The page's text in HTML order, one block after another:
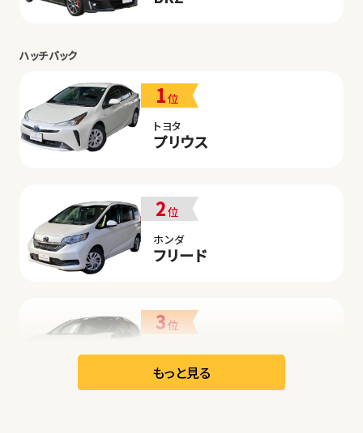
ハッチバック
1位
トヨタ
プリウス
2位
ホンダ
フリード
3位
日産
リーフ
もっと見る